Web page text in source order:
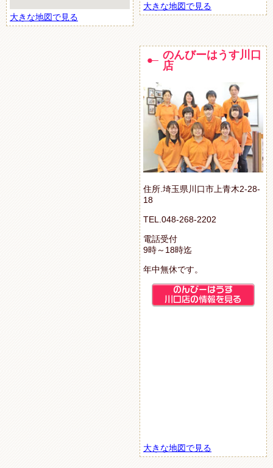
大きな地図で見る
大きな地図で見る
のんびーはうす川口
店
住所.埼玉県川口市上青木2-28-
18
TEL.048-268-2202
電話受付
9時～18時迄
年中無休です。
大きな地図で見る